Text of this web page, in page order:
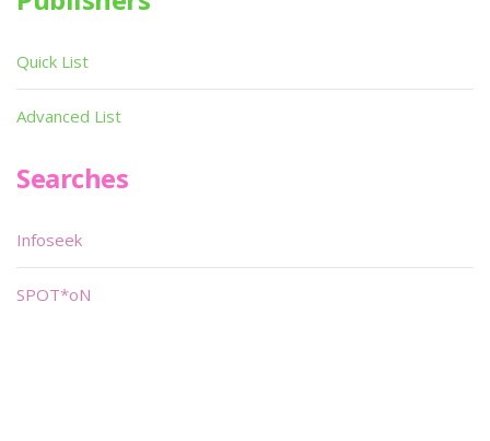
Quick List
Advanced List
Searches
Infoseek
SPOT*oN